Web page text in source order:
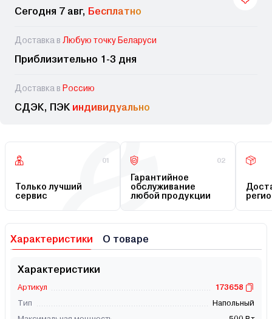
Сегодня 7 авг, Бесплатно
Доставка в Любую точку Беларуси
Приблизительно 1-3 дня
Доставка в Россию
СДЭК, ПЭК индивидуально
01
Только лучший
сервис
02
Гарантийное
обслуживание
любой продукции
Характеристики О товаре
Характеристики
Артикул
173658
Тип
Напольный